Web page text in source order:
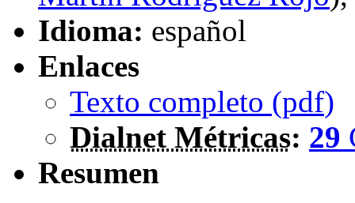
Idioma: español
Enlaces
Texto completo (pdf)
Dialnet Métricas: 29
Resumen